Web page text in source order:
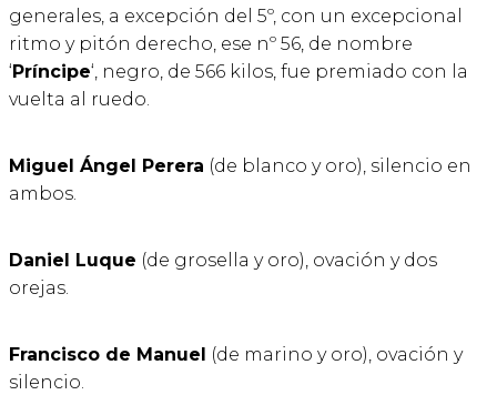
generales, a excepción del 5º, con un excepcional
ritmo y pitón derecho, ese nº 56, de nombre
‘Príncipe‘, negro, de 566 kilos, fue premiado con la
vuelta al ruedo.
Miguel Ángel Perera (de blanco y oro), silencio en
ambos.
Daniel Luque (de grosella y oro), ovación y dos
orejas.
Francisco de Manuel
(de marino y oro), ovación y
silencio.